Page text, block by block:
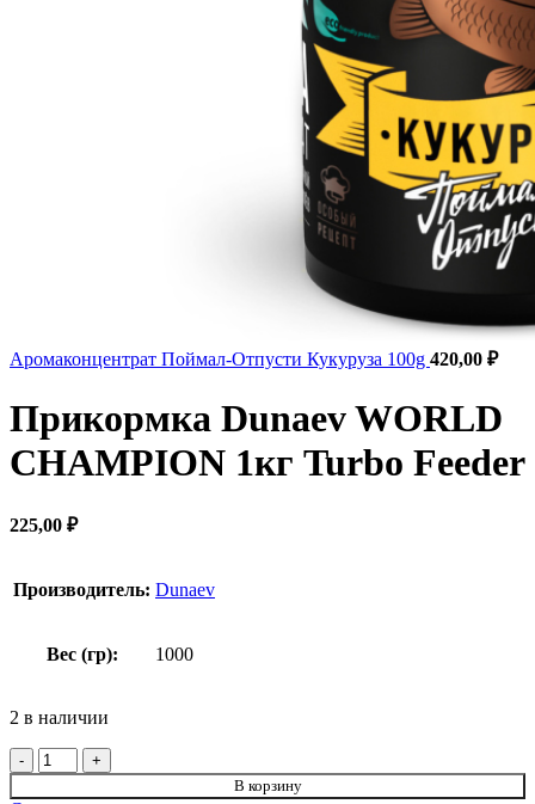
Аромаконцентрат Поймал-Отпусти Кукуруза 100g 420,00 ₽
Прикормка Dunaev WORLD
CHAMPION 1кг Turbo Feeder
225,00 ₽
Производитель: Dunaev
Вес (гр): 1000
2 в наличии
В корзину